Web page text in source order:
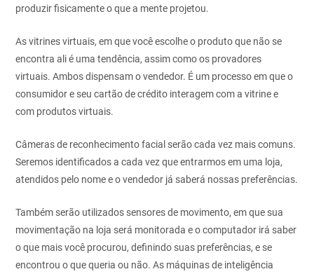
produzirfisicamente o que a mente projetou.
As vitrines virtuais, em que você escolhe o produto que não se
encontra ali é uma tendência, assim como os provadores
virtuais. Ambos dispensamo vendedor. É um processo em que o
consumidor e seu cartão decrédito interagem com a vitrine e
com produtos virtuais.
Câmeras de reconhecimento facial serão cada vez mais comuns.
Seremos identificados a cada vez que entrarmos em uma loja,
atendidos pelo nome e o vendedor já saberá nossas preferências.
Também serão utilizados sensores de movimento, em que sua
movimentação na loja será monitorada e o computador irá saber
o que mais você procurou, definindo suas preferências, e se
encontrou o que queria ou não. As máquinas de inteligência